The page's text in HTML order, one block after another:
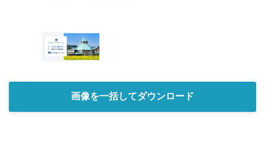
画像を一括してダウンロード